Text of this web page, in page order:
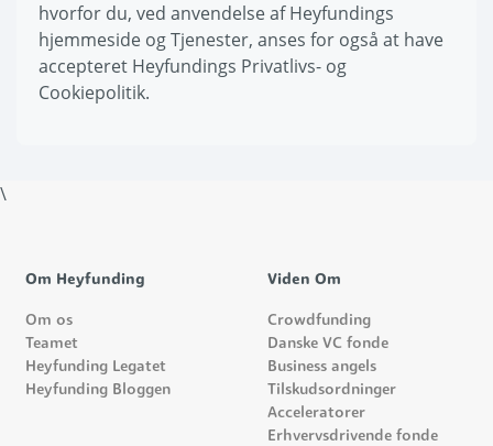
hvorfor du, ved anvendelse af Heyfundings
hjemmeside og Tjenester, anses for også at have
accepteret Heyfundings Privatlivs- og
Cookiepolitik.
\
Om Heyfunding
Om os
Teamet
Heyfunding Legatet
Heyfunding Bloggen
Viden Om
Crowdfunding
Danske VC fonde
Business angels
Tilskudsordninger
Acceleratorer
Erhvervsdrivende fonde